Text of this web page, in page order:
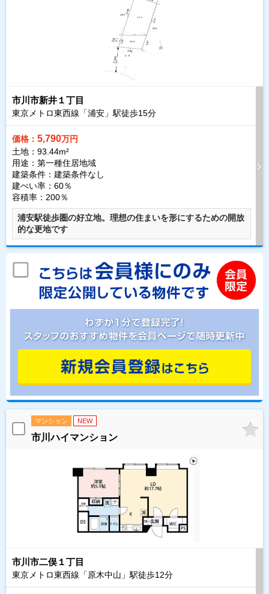
市川市新井１丁目
東京メトロ東西線「浦安」駅徒歩15分
価格： 5,790万円
土地：93.44m²
用途：第一種住居地域
建築条件： 建築条件なし
建ぺい率：60％
容積率：200％
浦安駅徒歩圏の好立地。理想の住まいを形にするための開放
的な更地です
マンション NEW
市川ハイマンション
市川市二俣１丁目
東京メトロ東西線「原木中山」駅徒歩12分